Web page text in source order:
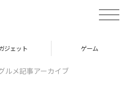
toggle
ジェット ゲーム
ルメ記事アーカイブ